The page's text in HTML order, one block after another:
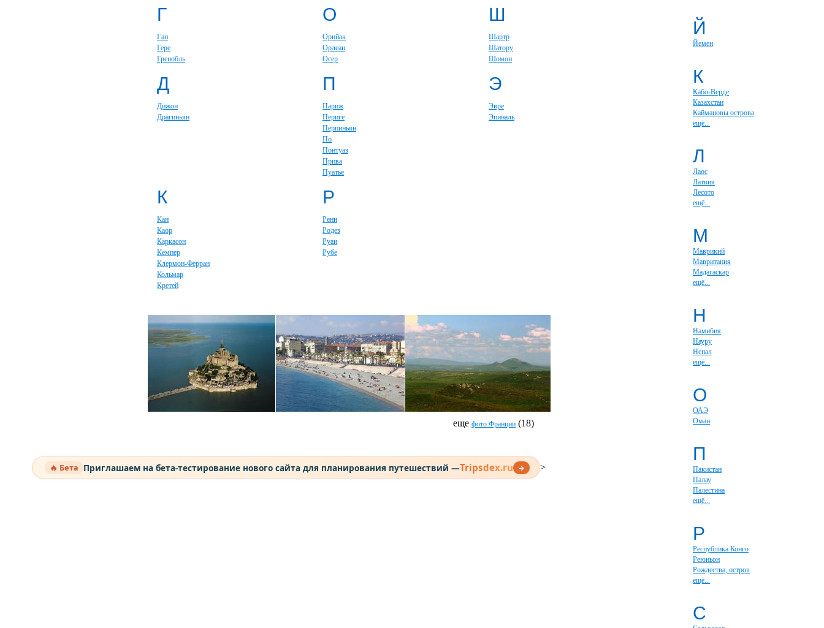
Г
Гап
Гере
Гренобль
О
Орийак
Орлеан
Осер
Ш
Шартр
Шатору
Шомон
Д
Дижон
Драгиньян
П
Париж
Периге
Перпиньян
По
Понтуаз
Прива
Пуатье
Э
Эвре
Эпиналь
К
Кан
Каор
Каркасон
Кемпер
Клермон-Ферран
Кольмар
Кретей
Р
Ренн
Родез
Руан
Рубе
еще фото Франции (18)
🔥 Бета Приглашаем на бета-тестирование нового сайта для планирования путешествий —Tripsdex.ru → >
Й
Йемен
К
Кабо-Верде
Казахстан
Каймановы острова
ещё...
Л
Лаос
Латвия
Лесото
ещё...
М
Маврикий
Мавритания
Мадагаскар
ещё...
Н
Намибия
Науру
Непал
ещё...
О
ОАЭ
Оман
П
Пакистан
Палау
Палестина
ещё...
Р
Республика Конго
Реюньон
Рождества, остров
ещё...
С